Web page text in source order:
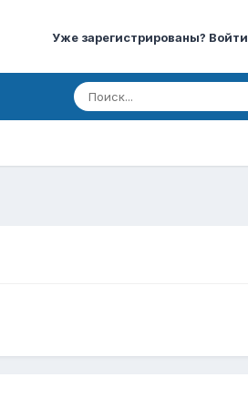
Уже зарегистрированы? Войти